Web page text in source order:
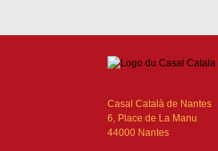
Casal Català de Nantes
6, Place de La Manu
44000 Nantes